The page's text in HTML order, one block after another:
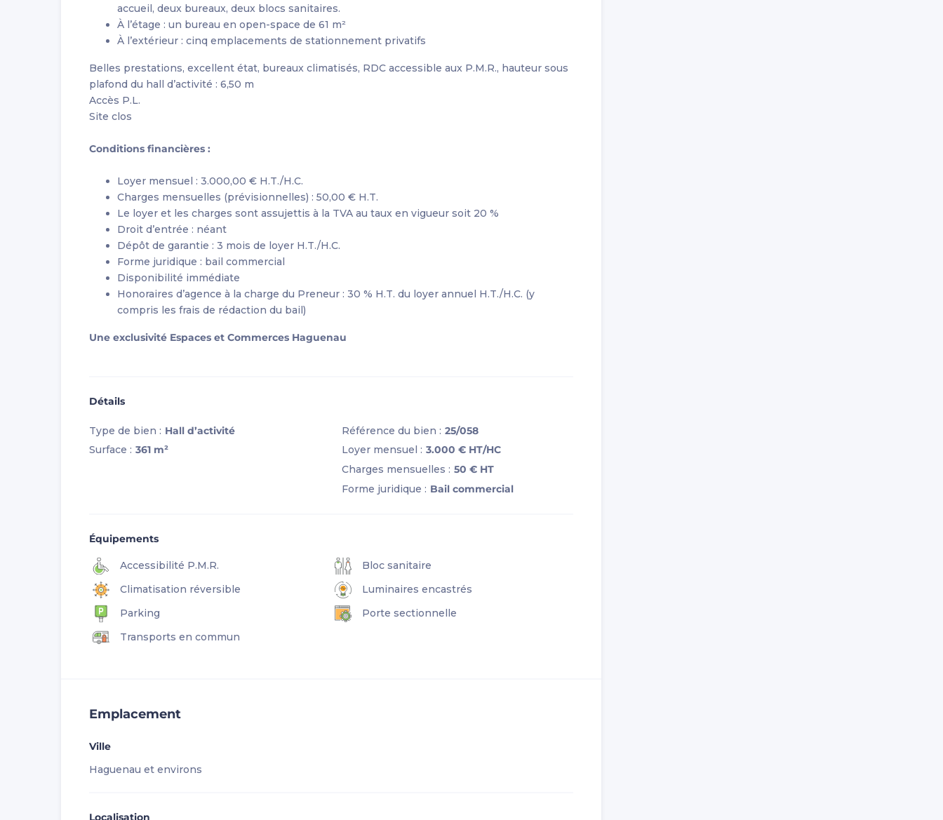
accueil, deux bureaux, deux blocs sanitaires.
À l’étage : un bureau en open-space de 61 m²
À l’extérieur : cinq emplacements de stationnement privatifs
Belles prestations, excellent état, bureaux climatisés, RDC accessible aux P.M.R., hauteur sous
plafond du hall d’activité : 6,50 m
Accès P.L.
Site clos
Conditions financières :
Loyer mensuel : 3.000,00 € H.T./H.C.
Charges mensuelles (prévisionnelles) : 50,00 € H.T.
Le loyer et les charges sont assujettis à la TVA au taux en vigueur soit 20 %
Droit d’entrée : néant
Dépôt de garantie : 3 mois de loyer H.T./H.C.
Forme juridique : bail commercial
Disponibilité immédiate
Honoraires d’agence à la charge du Preneur : 30 % H.T. du loyer annuel H.T./H.C. (y
compris les frais de rédaction du bail)
Une exclusivité Espaces et Commerces Haguenau
Détails
Type de bien : Hall d’activité
Surface : 361 m²
Référence du bien : 25/058
Loyer mensuel : 3.000 € HT/HC
Charges mensuelles : 50 € HT
Forme juridique : Bail commercial
Équipements
Accessibilité P.M.R.
Bloc sanitaire
Climatisation réversible
Luminaires encastrés
Parking
Porte sectionnelle
Transports en commun
Emplacement
Ville
Haguenau et environs
Localisation